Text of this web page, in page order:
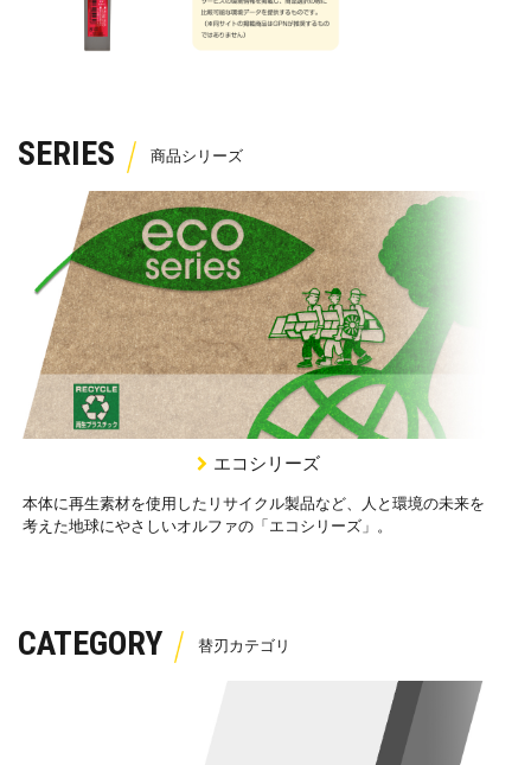
SERIES
エコシリーズ
本体に再生素材を使用したリサイクル製品など、人と環境の未来を
考えた地球にやさしいオルファの「エコシリーズ」。
CATEGORY